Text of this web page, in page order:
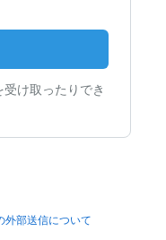
け取ったりでき
外部送信について